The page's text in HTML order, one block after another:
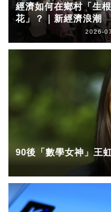
經濟如何在鄉村「生
花」？｜新經濟浪潮
2026-
90後「數學女神」王